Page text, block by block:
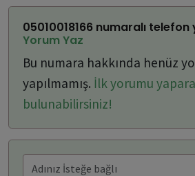
05010018166 numaralı
Yorum Yaz
Bu numara hakkında henüz
yapılmamış. İlk yorumu
bulunabilirsiniz!